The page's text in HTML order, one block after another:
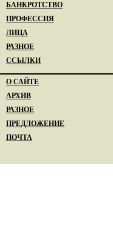
БАНКРОТСТВО
ПРОФЕССИЯ
ЛИЦА
РАЗНОЕ
ССЫЛКИ
О САЙТЕ
АРХИВ
РАЗНОЕ
ПРЕДЛОЖЕНИЕ
ПОЧТА